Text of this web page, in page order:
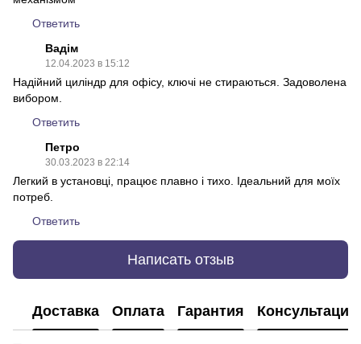
Ответить
Вадім
12.04.2023 в 15:12
Надійний циліндр для офісу, ключі не стираються. Задоволена
вибором.
Ответить
Петро
30.03.2023 в 22:14
Легкий в установці, працює плавно і тихо. Ідеальний для моїх
потреб.
Ответить
Написать отзыв
Доставка Оплата Гарантия Консультация